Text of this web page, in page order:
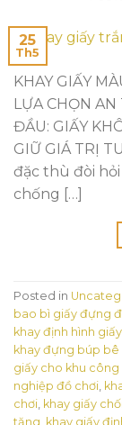
25
Th5
KHAY GIẤY
LỰA CHỌN
ĐẦU: GIẤY
GIỮ GIÁ TRỊ
đặc thù đòi
chống […]
Posted in
bao bì giấy đựng
khay định hình
khay đựng búp bê
giấy cho khu
nghiệp đồ chơi
chơi khay giấy
tặng khay giấy